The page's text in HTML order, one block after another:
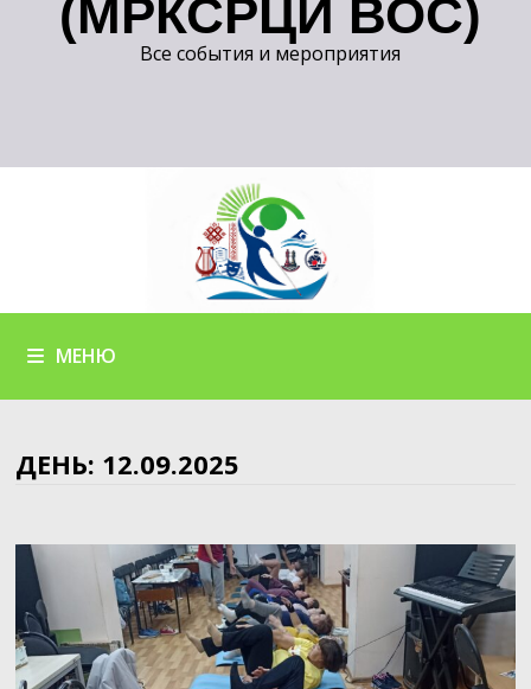
(МРКСРЦИ ВОС)
Все события и мероприятия
МЕНЮ
ДЕНЬ: 12.09.2025